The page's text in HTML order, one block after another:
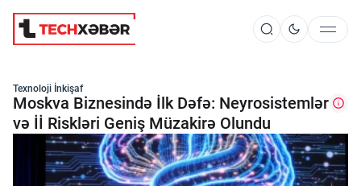
Süni İntellekt
Elm və Kosmos
Texnoloji İnkişaf
Moskva Biznesində İlk Dəfə: Neyrosistemlər
və İİ Riskləri Geniş Müzakirə Olundu